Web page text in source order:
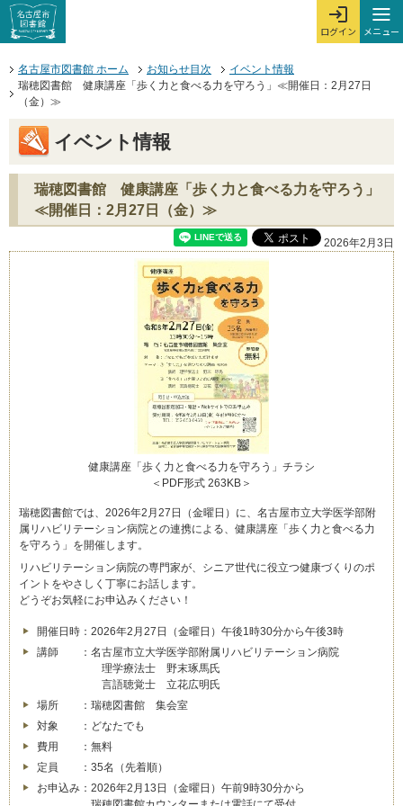
ページの先頭です。
本文へジャンプする。
ここからサイト内共通メニューです。
サイト内共通メニューをスキップする
ログイン
ログインを開
メニュー
メ
サイト内共通メニューここまで。
名古屋市図書館 ホーム
お知らせ目次
イベント情報
瑞穂図書館 健康講座「歩く力と食べる力を守ろう」≪開催日：2月27日
（金）≫
イベント情報
瑞穂図書館 健康講座「歩く力と食べる力を守ろう」
≪開催日：2月27日（金）≫
2026年2月3日
健康講座「歩く力と食べる力を守ろう」チラシ
＜PDF形式 263KB＞
瑞穂図書館では、2026年2月27日（金曜日）に、名古屋市立大学医学部附
属リハビリテーション病院との連携による、健康講座「歩く力と食べる力
を守ろう」を開催します。
リハビリテーション病院の専門家が、シニア世代に役立つ健康づくりのポ
イントをやさしく丁寧にお話します。
どうぞお気軽にお申込みください！
開催日時：2026年2月27日（金曜日）午後1時30分から午後3時
講師 ：名古屋市立大学医学部附属リハビリテーション病院
理学療法士 野末琢馬氏
言語聴覚士 立花広明氏
場所 ：瑞穂図書館 集会室
対象 ：どなたでも
費用 ：無料
定員 ：35名（先着順）
お申込み：2026年2月13日（金曜日）午前9時30分から